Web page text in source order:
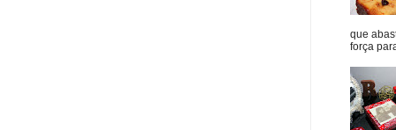
que
força